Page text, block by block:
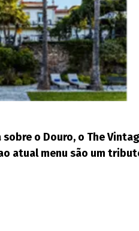
o Douro, o The
atual menu são um